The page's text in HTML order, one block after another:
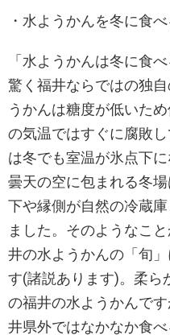
・水ようかんを冬に食
「水ようかんは冬に食
驚く福井ならではの独
うかんは糖度が低いた
の気温ではすぐに腐敗
は冬でも室温が氷点下
曇天の空に包まれる冬
下や縁側が自然の冷蔵
ました。そのようなこ
井の水ようかんの「旬
す(諸説あります)。柔ら
の福井の水ようかんで
井県外ではなかなか食